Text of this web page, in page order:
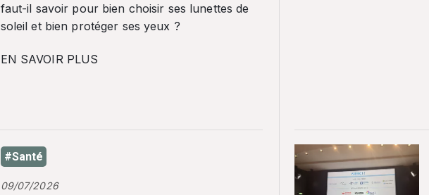
faut-il savoir pour bien choisir ses lunettes de
soleil et bien protéger ses yeux ?
EN SAVOIR PLUS
#Santé
09/07/2026